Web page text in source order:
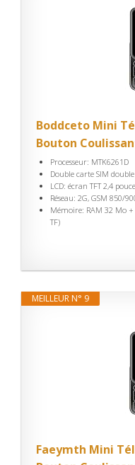
Boddceto Mini
Bouton
Processeur: MTK6261D
Double carte SIM
LCD: écran TFT 2,4
Réseau: 2G, GSM 850/
Mémoire: RAM 32 Mo
TF)
MEILLEUR N° 9
Faeymth Mini